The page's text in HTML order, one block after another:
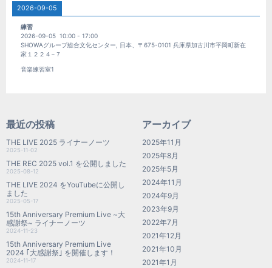
2026-09-05
練習
2026-09-05 10:00 -17:00
SHOWAグループ総合文化センター, 日本、〒675-0101 兵庫県加古川市平岡町新在
家１２２４−７
音楽練習室1
最近の投稿
THE LIVE 2025 ライナーノーツ
2025-11-02
THE REC 2025 vol.1 を公開しました
2025-08-12
THE LIVE 2024 をYouTubeに公開し
ました
2025-05-17
15th Anniversary Premium Live ~大
感謝祭~ ライナーノーツ
2024-11-23
15th Anniversary Premium Live
2024 ｢大感謝祭｣ を開催します！
2024-11-17
アーカイブ
2025年11月
2025年8月
2025年5月
2024年11月
2024年9月
2023年9月
2022年7月
2021年12月
2021年10月
2021年1月